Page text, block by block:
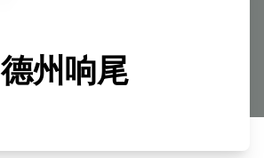
德州响尾